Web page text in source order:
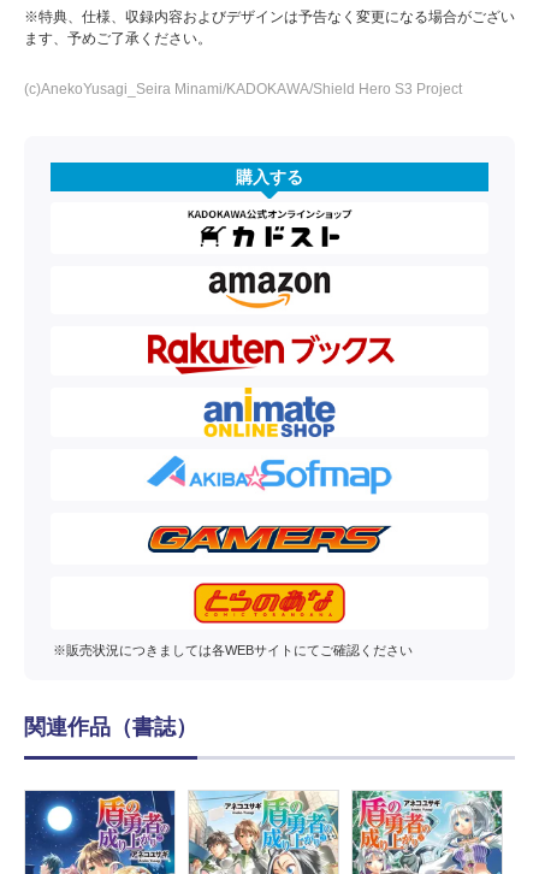
※特典、仕様、収録内容およびデザインは予告なく変更になる場合がござい
ます、予めご了承ください。
(c)AnekoYusagi_Seira Minami/KADOKAWA/Shield Hero S3 Project
購入する
※販売状況につきましては各WEBサイトにてご確認ください
関連作品（書誌）